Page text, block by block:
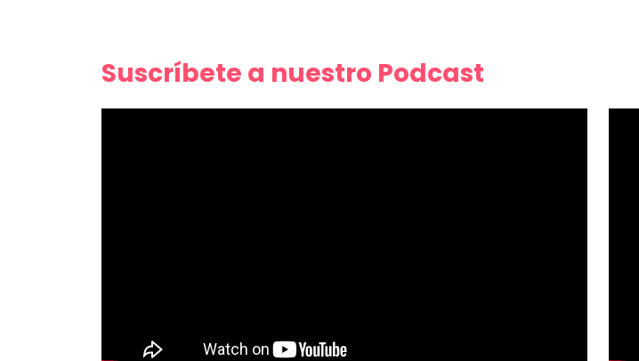
Suscríbete a nuestro Podcast